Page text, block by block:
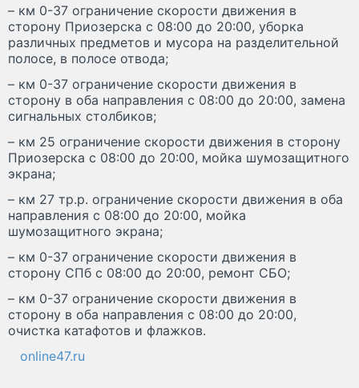
– км 0-37 ограничение скорости движения в
сторону Приозерска с 08:00 до 20:00, уборка
различных предметов и мусора на разделительной
полосе, в полосе отвода;
– км 0-37 ограничение скорости движения в
сторону в оба направления с 08:00 до 20:00, замена
сигнальных столбиков;
– км 25 ограничение скорости движения в сторону
Приозерска с 08:00 до 20:00, мойка шумозащитного
экрана;
– км 27 тр.р. ограничение скорости движения в оба
направления с 08:00 до 20:00, мойка
шумозащитного экрана;
– км 0-37 ограничение скорости движения в
сторону СПб с 08:00 до 20:00, ремонт СБО;
– км 0-37 ограничение скорости движения в
сторону в оба направления с 08:00 до 20:00,
очистка катафотов и флажков.
online47.ru